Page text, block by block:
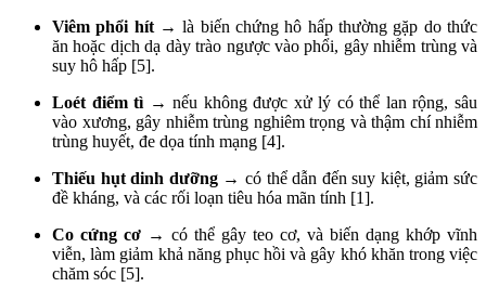
Viêm phổi hít→ là biến chứng hô hấp thường gặp do thức
ăn hoặc dịch dạ dày trào ngược vào phổi, gây nhiễm trùng và
suy hô hấp [5].
Loét điểm tì → nếu không được xử lý có thể lan rộng, sâu
vào xương, gây nhiễm trùng nghiêm trọng và thậm chí nhiễm
trùng huyết, đe dọa tính mạng [4].
Thiếu hụt dinh dưỡng→ có thể dẫn đến suy kiệt, giảm sức
đề kháng, và các rối loạn tiêu hóa mãn tính [1].
Co cứng cơ → có thể gây teo cơ, và biến dạng khớp vĩnh
viễn, làm giảm khả năng phục hồi và gây khó khăn trong việc
chăm sóc [5].